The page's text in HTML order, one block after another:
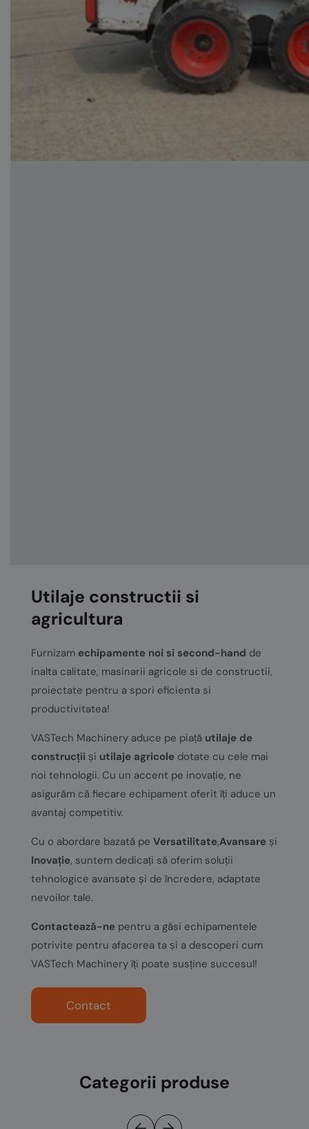
Utilaje constructii si
agricultura
Furnizam echipamente noi si second-hand de
inalta calitate, masinarii agricole si de constructii,
proiectate pentru a spori eficienta si
productivitatea!
VASTech Machinery aduce pe piață utilaje de
construcții și utilaje agricole dotate cu cele mai
noi tehnologii. Cu un accent pe inovație, ne
asigurăm că fiecare echipament oferit îți aduce un
avantaj competitiv.
Cu o abordare bazată pe Versatilitate,Avansare și
Inovație, suntem dedicați să oferim soluții
tehnologice avansate și de încredere, adaptate
nevoilor tale.
Contactează-ne pentru a găsi echipamentele
potrivite pentru afacerea ta și a descoperi cum
VASTech Machinery îți poate susține succesul!
Contact
Categorii produse